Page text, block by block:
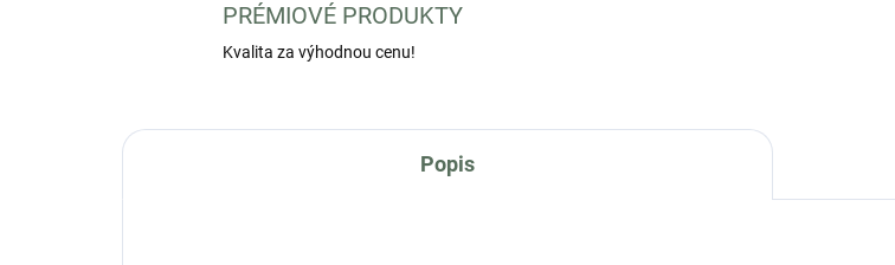
PRÉMIOVÉ PRODUKTY
Kvalita za výhodnou cenu!
Popis